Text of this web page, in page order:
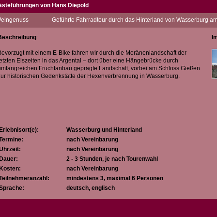
meinen angebotenen Fahrradtouren (teilweise in Verbindung mit einer
Naturvielfalt und
die Historie (Burgen, Schlösser, Hexenprozesse)
von Hans Diepold
Geführte Fahrradtour durch das Hinterland von Wasserburg
:
mit einem E-Bike fahren wir durch die Moränenlandschaft der
Eiszeiten in das Argental – dort über eine Hängebrücke durch
Fruchtanbau geprägte Landschaft, vorbei am Schloss Gießen
historischen Gedenkstätte der Hexenverbrennung in Wasserburg.
Erlebnisort(e):
Wasserburg und Hinterland
nach Vereinbarung
nach Vereinbarung
Dauer:
2 - 3 Stunden, je nach Tourenwahl
Kosten:
nach Vereinbarung
mindestens 3, maximal 6 Personen
deutsch, englisch